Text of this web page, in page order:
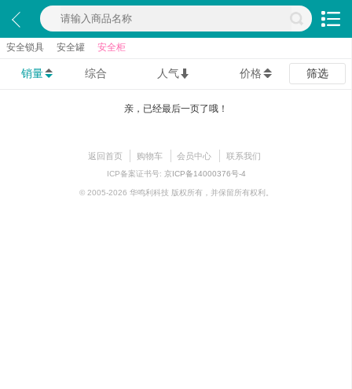
安全锁具 安全罐 安全柜
销量 综合 人气 价格 筛选
亲，已经最后一页了哦！
返回首页 购物车 会员中心 联系我们
ICP备案证书号: 京ICP备14000376号-4
© 2005-2026 华鸣利科技 版权所有，并保留所有权利。